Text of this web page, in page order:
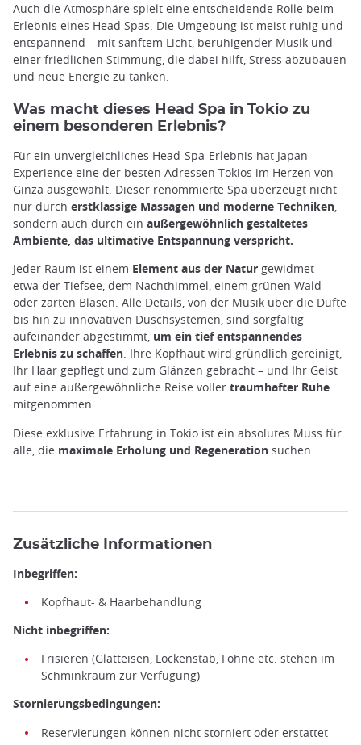
Auch die Atmosphäre spielt eine entscheidende Rolle beim
Erlebnis eines Head Spas. Die Umgebung ist meist ruhig und
entspannend – mit sanftem Licht, beruhigender Musik und
einer friedlichen Stimmung, die dabei hilft, Stress abzubauen
und neue Energie zu tanken.
Was macht dieses Head Spa in Tokio zu
einem besonderen Erlebnis?
Für ein unvergleichliches Head-Spa-Erlebnis hat Japan
Experience eine der besten Adressen Tokios im Herzen von
Ginza ausgewählt. Dieser renommierte Spa überzeugt nicht
nur durch erstklassige Massagen und moderne Techniken,
sondern auch durch ein außergewöhnlich gestaltetes
Ambiente, das ultimative Entspannung verspricht.
Jeder Raum ist einem Element aus der Natur gewidmet –
etwa der Tiefsee, dem Nachthimmel, einem grünen Wald
oder zarten Blasen. Alle Details, von der Musik über die Düfte
bis hin zu innovativen Duschsystemen, sind sorgfältig
aufeinander abgestimmt, um ein tief entspannendes
Erlebnis zu schaffen. Ihre Kopfhaut wird gründlich gereinigt,
Ihr Haar gepflegt und zum Glänzen gebracht – und Ihr Geist
auf eine außergewöhnliche Reise voller traumhafter Ruhe
mitgenommen.
Diese exklusive Erfahrung in Tokio ist ein absolutes Muss für
alle, die maximale Erholung und Regeneration suchen.
Zusätzliche Informationen
Inbegriffen:
Kopfhaut- & Haarbehandlung
Nicht inbegriffen:
Frisieren (Glätteisen, Lockenstab, Föhne etc. stehen im
Schminkraum zur Verfügung)
Stornierungsbedingungen:
Reservierungen können nicht storniert oder erstattet